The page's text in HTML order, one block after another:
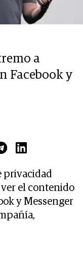
a
Facebook y
privacidad
el contenido
y Messenger